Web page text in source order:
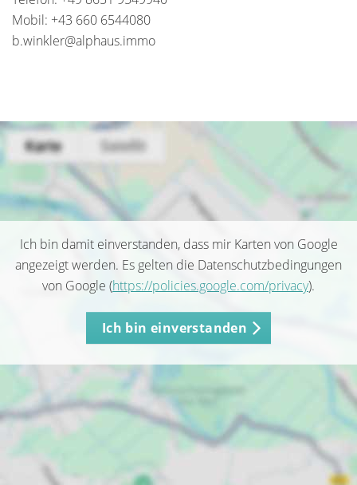
Mobil: +43 660 6544080
b.winkler@alphaus.immo
Ich bin damit einverstanden, dass mir Karten von Google
angezeigt werden. Es gelten die Datenschutzbedingungen
von Google (https://policies.google.com/privacy).
Ich bin einverstanden